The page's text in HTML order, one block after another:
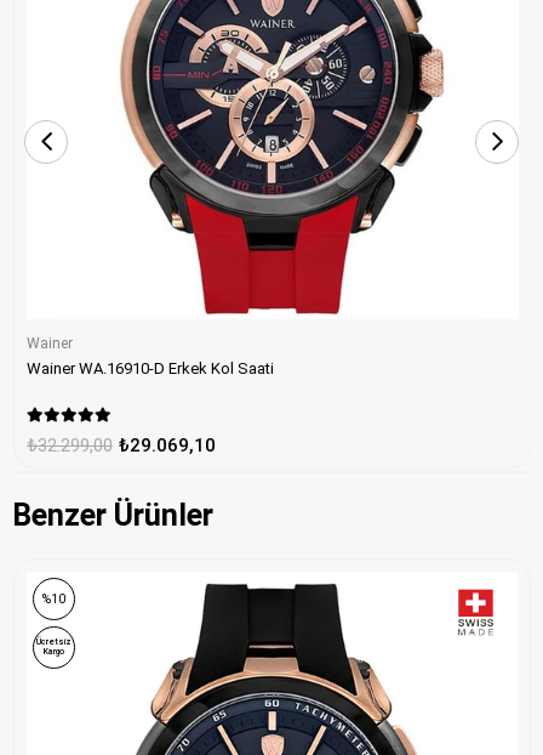
Wainer
Wainer WA.16910-D Erkek Kol Saati
₺29.069,10
₺32.299,00
Benzer Ürünler
%10
Ücretsiz
Kargo